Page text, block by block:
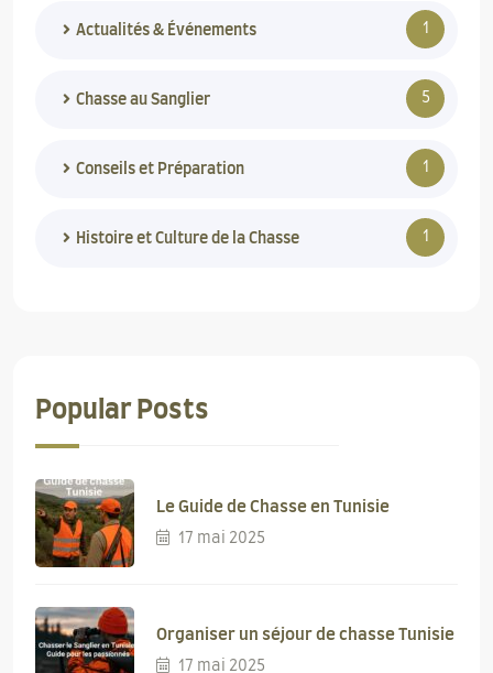
Actualités & Événements 1
Chasse au Sanglier 5
Conseils et Préparation 1
Histoire et Culture de la Chasse 1
Popular Posts
Le Guide de Chasse en Tunisie
17 mai 2025
Organiser un séjour de chasse Tunisie
17 mai 2025